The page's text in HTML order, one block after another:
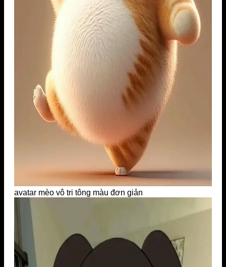
avatar mèo vô tri tông màu đơn giản